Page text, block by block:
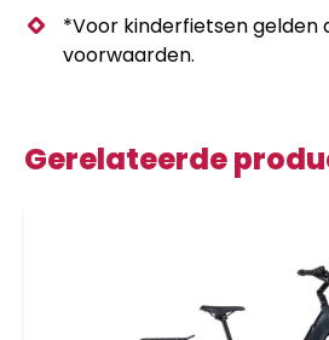
*Voor kinderfietsen gelden
voorwaarden.
Gerelateerde